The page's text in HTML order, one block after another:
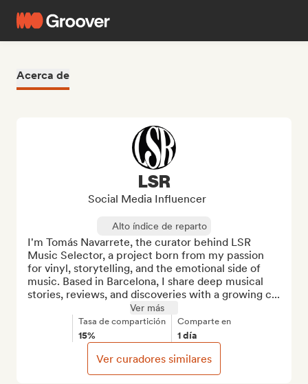
Acerca de
LSR
Social Media Influencer
Alto índice de reparto
I'm Tomás Navarrete, the curator behind LSR
Music Selector, a project born from my passion
for vinyl, storytelling, and the emotional side of
music. Based in Barcelona, I share deep musical
stories, reviews, and discoveries with a growing c...
Ver más
Tasa de compartición
15%
Comparte en
1 día
Ver curadores similares